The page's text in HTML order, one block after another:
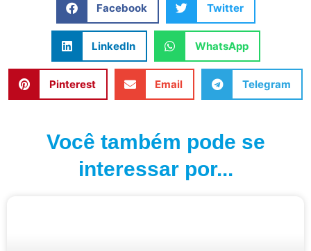
Facebook Twitter
LinkedIn WhatsApp
Pinterest Email Telegram
Você também pode se
interessar por...